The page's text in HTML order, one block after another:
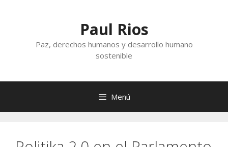
Paul Rios
Paz, derechos humanos y desarrollo humano
sostenible
Menú